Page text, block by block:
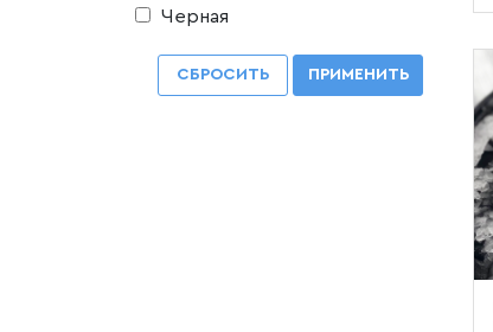
Черная
СБРОСИТЬ